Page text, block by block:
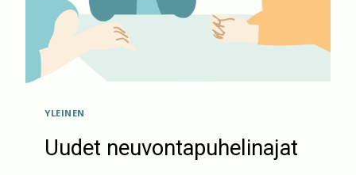
YLEINEN
Uudet neuvontapuhelinajat